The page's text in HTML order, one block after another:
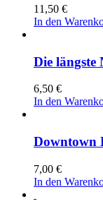
11,50 €
In den
Die längste
6,50 €
In den
Downtown
7,00 €
In den